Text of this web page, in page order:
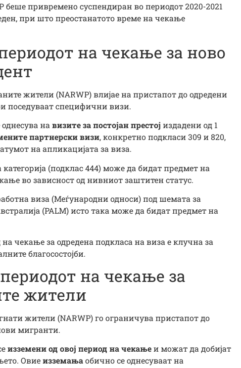
беше привремено суспендиран во периодот 2020-2021
при што преостанатото време на чекање
на чекање за ново
жители (NARWP) влијае на пристапот до одредени
поседуваат специфични визи.
навизите за постојан престој издадени од 1
партнерски визи, конкретно подкласи 309 и 820,
на апликацијата за виза.
(подклас 444) може да бидат предмет на
во зависност од нивниот заштитен статус.
виза (Меѓународни односи) под шемата за
(PALM) исто така може да бидат предмет на
чекање за одредена подкласа на виза е клучна за
благосостојби.
на чекање за
жители
жители (NARWP) го ограничува пристапот до
мигранти.
изземени од овој период на чекањеи можат да добијат
Овиеизземањаобично се однесуваат на